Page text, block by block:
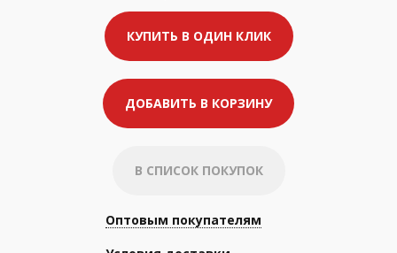
КУПИТЬ В ОДИН КЛИК
ДОБАВИТЬ В КОРЗИНУ
В СПИСОК ПОКУПОК
Оптовым покупателям